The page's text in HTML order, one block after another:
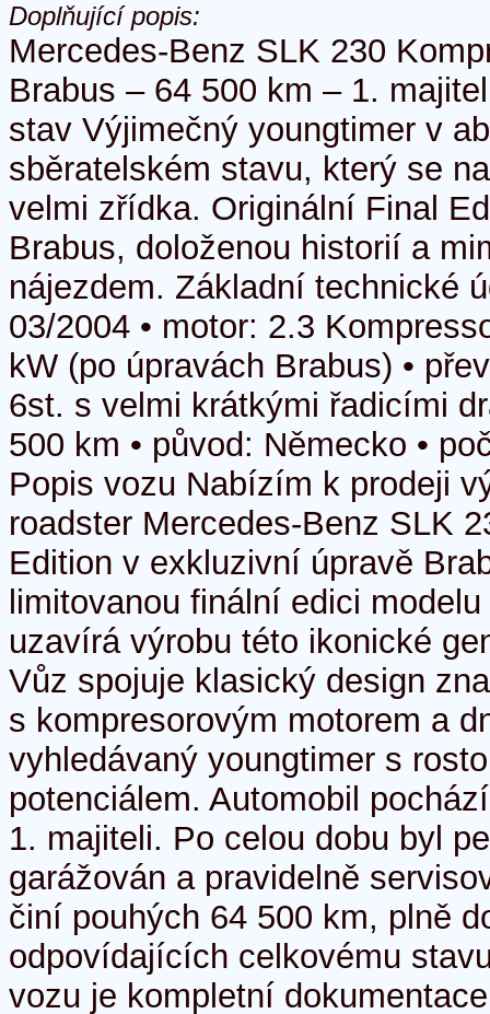
Doplňující popis:
Mercedes-Benz SLK 230
Brabus – 64 500 km – 1.
stav Výjimečný youngtimer v
sběratelském stavu, který se
velmi zřídka. Originální Final
Brabus, doloženou historií a
nájezdem. Základní technické
03/2004 • motor: 2.3
kW (po úpravách Brabus) •
6st. s velmi krátkými řadicími
500 km • původ: Německo •
Popis vozu Nabízím k prodeji
roadster Mercedes-Benz SLK
Edition v exkluzivní úpravě
limitovanou finální edici
uzavírá výrobu této ikonické
Vůz spojuje klasický design
s kompresorovým motorem a
vyhledávaný youngtimer s
potenciálem. Automobil
1. majiteli. Po celou dobu byl
garážován a pravidelně
činí pouhých 64 500 km, plně
odpovídajících celkovému
vozu je kompletní